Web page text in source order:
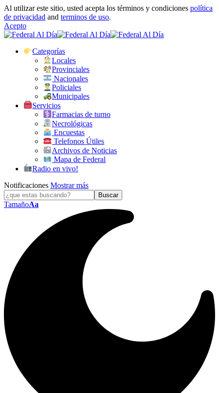
Al utilizar este sitio, usted acepta los términos y condiciones política
de privacidad and terminos de uso.
Acepto
Categorías
Locales
Provinciales
Nacionales
Policiales
Municipales
Servicios
Farmacias de turno
Necrológicas
Encuestas
Telefonos Útiles
Archivos de Noticias
Mapa de Federal
Radio en vivo!
Notificaciones Mostrar más
TamañoAa